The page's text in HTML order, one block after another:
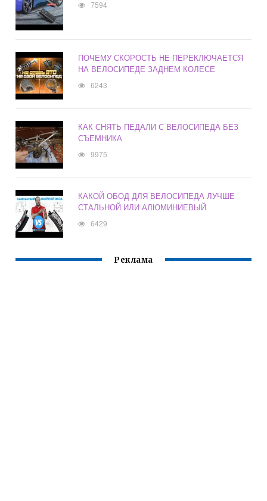
7594
ПОЧЕМУ СКОРОСТЬ НЕ ПЕРЕКЛЮЧАЕТСЯ
НА ВЕЛОСИПЕДЕ ЗАДНЕМ КОЛЕСЕ
6243
КАК СНЯТЬ ПЕДАЛИ С ВЕЛОСИПЕДА БЕЗ
СЪЕМНИКА
9975
КАКОЙ ОБОД ДЛЯ ВЕЛОСИПЕДА ЛУЧШЕ
СТАЛЬНОЙ ИЛИ АЛЮМИНИЕВЫЙ
6429
Реклама